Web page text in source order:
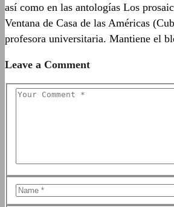
así como en las antologías Los
Ventana de Casa de las Américas
profesora universitaria. Mantiene el
Leave a Comment